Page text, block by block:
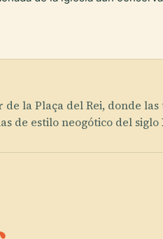
la Plaça del Rei, donde
de estilo neogótico del siglo